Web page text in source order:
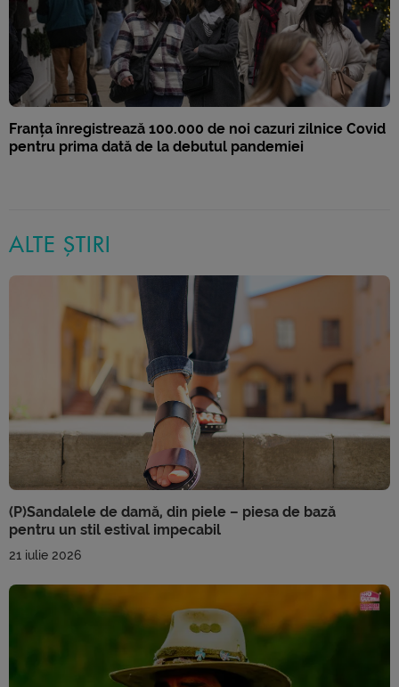
Franța înregistrează 100.000 de noi cazuri zilnice Covid
pentru prima dată de la debutul pandemiei
ALTE ȘTIRI
(P)Sandalele de damă, din piele – piesa de bază
pentru un stil estival impecabil
21 iulie 2026